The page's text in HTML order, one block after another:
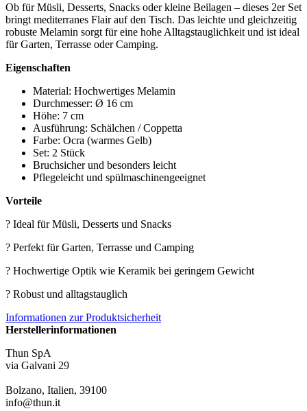
Ob für Müsli, Desserts, Snacks oder kleine Beilagen – dieses 2er Set
bringt mediterranes Flair auf den Tisch. Das leichte und gleichzeitig
robuste Melamin sorgt für eine hohe Alltagstauglichkeit und ist ideal
für Garten, Terrasse oder Camping.
Eigenschaften
Material: Hochwertiges Melamin
Durchmesser: Ø 16 cm
Höhe: 7 cm
Ausführung: Schälchen / Coppetta
Farbe: Ocra (warmes Gelb)
Set: 2 Stück
Bruchsicher und besonders leicht
Pflegeleicht und spülmaschinengeeignet
Vorteile
? Ideal für Müsli, Desserts und Snacks
? Perfekt für Garten, Terrasse und Camping
? Hochwertige Optik wie Keramik bei geringem Gewicht
? Robust und alltagstauglich
Informationen zur Produktsicherheit
Herstellerinformationen
Thun SpA
via Galvani 29
Bolzano, Italien, 39100
info@thun.it